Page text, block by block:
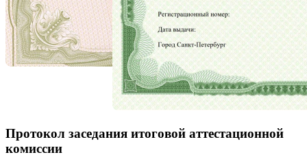
Протокол заседания итоговой аттестационной
комиссии